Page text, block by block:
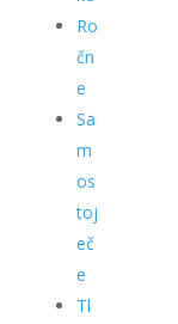
Ro
čn
e
Sa
m
os
toj
eč
e
Tl